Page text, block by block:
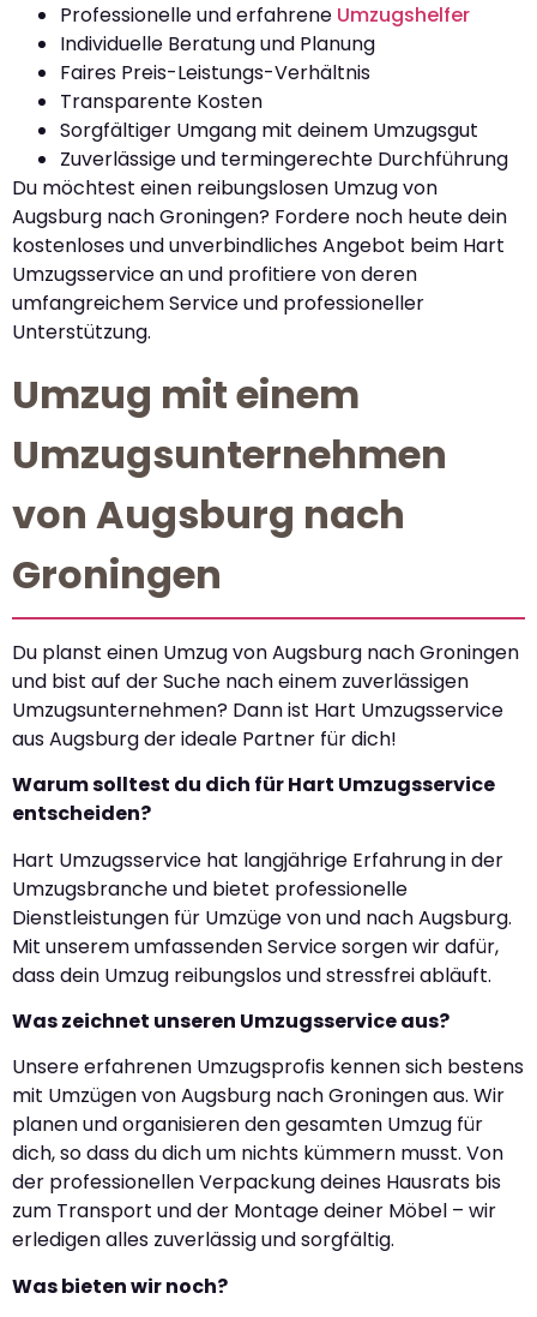
Professionelle und erfahrene Umzugshelfer
Individuelle Beratung und Planung
Faires Preis-Leistungs-Verhältnis
Transparente Kosten
Sorgfältiger Umgang mit deinem Umzugsgut
Zuverlässige und termingerechte Durchführung
Du möchtest einen reibungslosen Umzug von
Augsburg nach Groningen? Fordere noch heute dein
kostenloses und unverbindliches Angebot beim Hart
Umzugsservice an und profitiere von deren
umfangreichem Service und professioneller
Unterstützung.
Umzug mit einem
Umzugsunternehmen
von Augsburg nach
Groningen
Du planst einen Umzug von Augsburg nach Groningen
und bist auf der Suche nach einem zuverlässigen
Umzugsunternehmen? Dann ist Hart Umzugsservice
aus Augsburg der ideale Partner für dich!
Warum solltest du dich für Hart Umzugsservice
entscheiden?
Hart Umzugsservice hat langjährige Erfahrung in der
Umzugsbranche und bietet professionelle
Dienstleistungen für Umzüge von und nach Augsburg.
Mit unserem umfassenden Service sorgen wir dafür,
dass dein Umzug reibungslos und stressfrei abläuft.
Was zeichnet unseren Umzugsservice aus?
Unsere erfahrenen Umzugsprofis kennen sich bestens
mit Umzügen von Augsburg nach Groningen aus. Wir
planen und organisieren den gesamten Umzug für
dich, so dass du dich um nichts kümmern musst. Von
der professionellen Verpackung deines Hausrats bis
zum Transport und der Montage deiner Möbel – wir
erledigen alles zuverlässig und sorgfältig.
Was bieten wir noch?